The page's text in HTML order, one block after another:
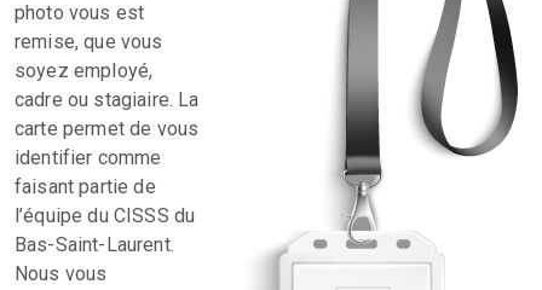
photo vous est
remise, que vous
soyez employé,
cadre ou stagiaire. La
carte permet de vous
identifier comme
faisant partie de
l’équipe du CISSS du
Bas-Saint-Laurent.
Nous vous